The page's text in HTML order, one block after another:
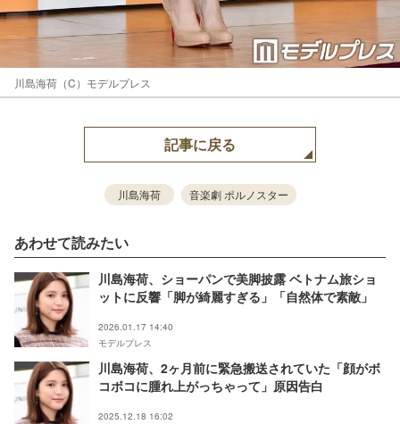
川島海荷（C）モデルプレス
記事に戻る
川島海荷 音楽劇 ポルノスター
あわせて読みたい
川島海荷、ショーパンで美脚披露 ベトナム旅ショ
ットに反響「脚が綺麗すぎる」「自然体で素敵」
2026.01.17 14:40
モデルプレス
川島海荷、2ヶ月前に緊急搬送されていた「顔がボ
コボコに腫れ上がっちゃって」原因告白
2025.12.18 16:02